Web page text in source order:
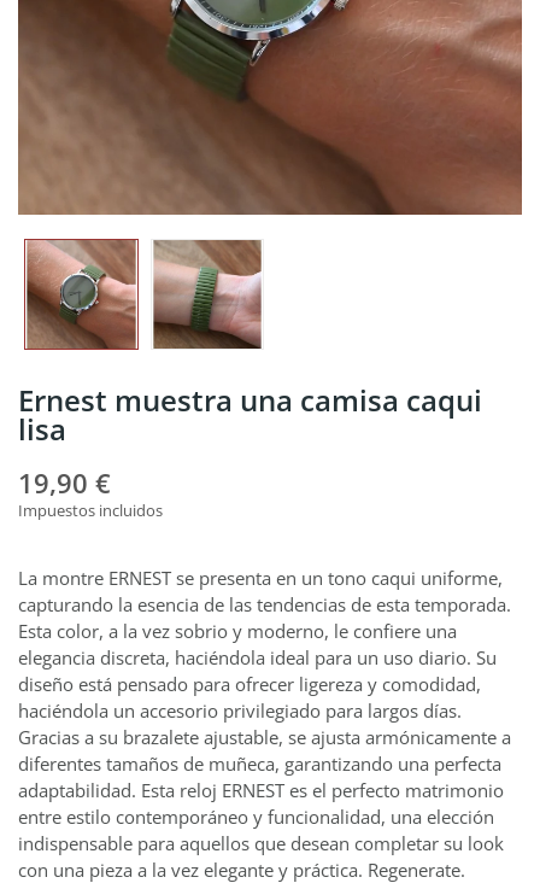
Ernest muestra una camisa caqui
lisa
19,90 €
Impuestos incluidos
La montre ERNEST se presenta en un tono caqui uniforme,
capturando la esencia de las tendencias de esta temporada.
Esta color, a la vez sobrio y moderno, le confiere una
elegancia discreta, haciéndola ideal para un uso diario. Su
diseño está pensado para ofrecer ligereza y comodidad,
haciéndola un accesorio privilegiado para largos días.
Gracias a su brazalete ajustable, se ajusta armónicamente a
diferentes tamaños de muñeca, garantizando una perfecta
adaptabilidad. Esta reloj ERNEST es el perfecto matrimonio
entre estilo contemporáneo y funcionalidad, una elección
indispensable para aquellos que desean completar su look
con una pieza a la vez elegante y práctica. Regenerate.